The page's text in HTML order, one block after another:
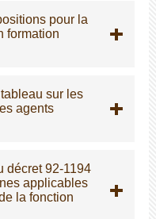
pour la
formation
sur les
agents
décret 92-1194
applicables
la fonction